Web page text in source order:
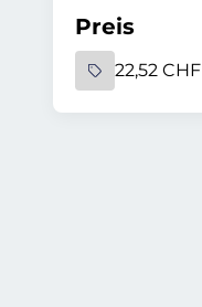
Preis
22,52 CHF